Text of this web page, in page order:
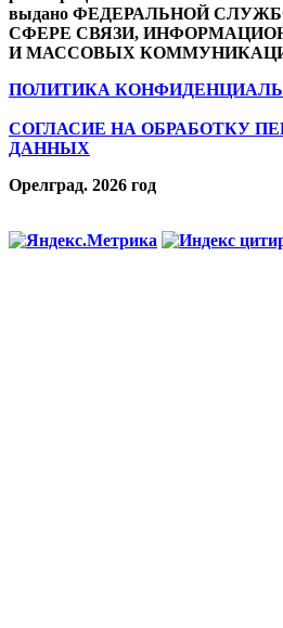
выдано ФЕДЕРАЛЬНОЙ
СФЕРЕ СВЯЗИ,
И МАССОВЫХ
ПОЛИТИКА
СОГЛАСИЕ НА ОБРАБОТКУ
ДАННЫХ
Орелград. 2026 год